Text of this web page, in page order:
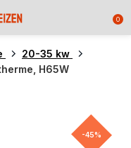
0
20-35 kw
H65W
-45%